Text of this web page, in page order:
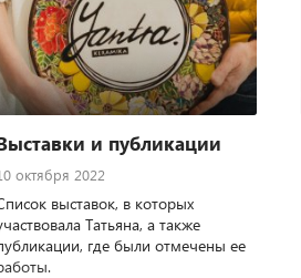
и публикации
октября 2022
выставок, в которых
Татьяна, а также
где были отмечены ее